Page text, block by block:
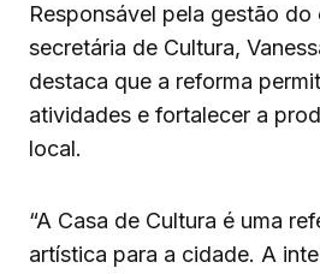
Responsável pela gestão do
secretária de Cultura,
destaca que a reforma
atividades e fortalecer a
local.
“A Casa de Cultura é uma
artística para a cidade. A